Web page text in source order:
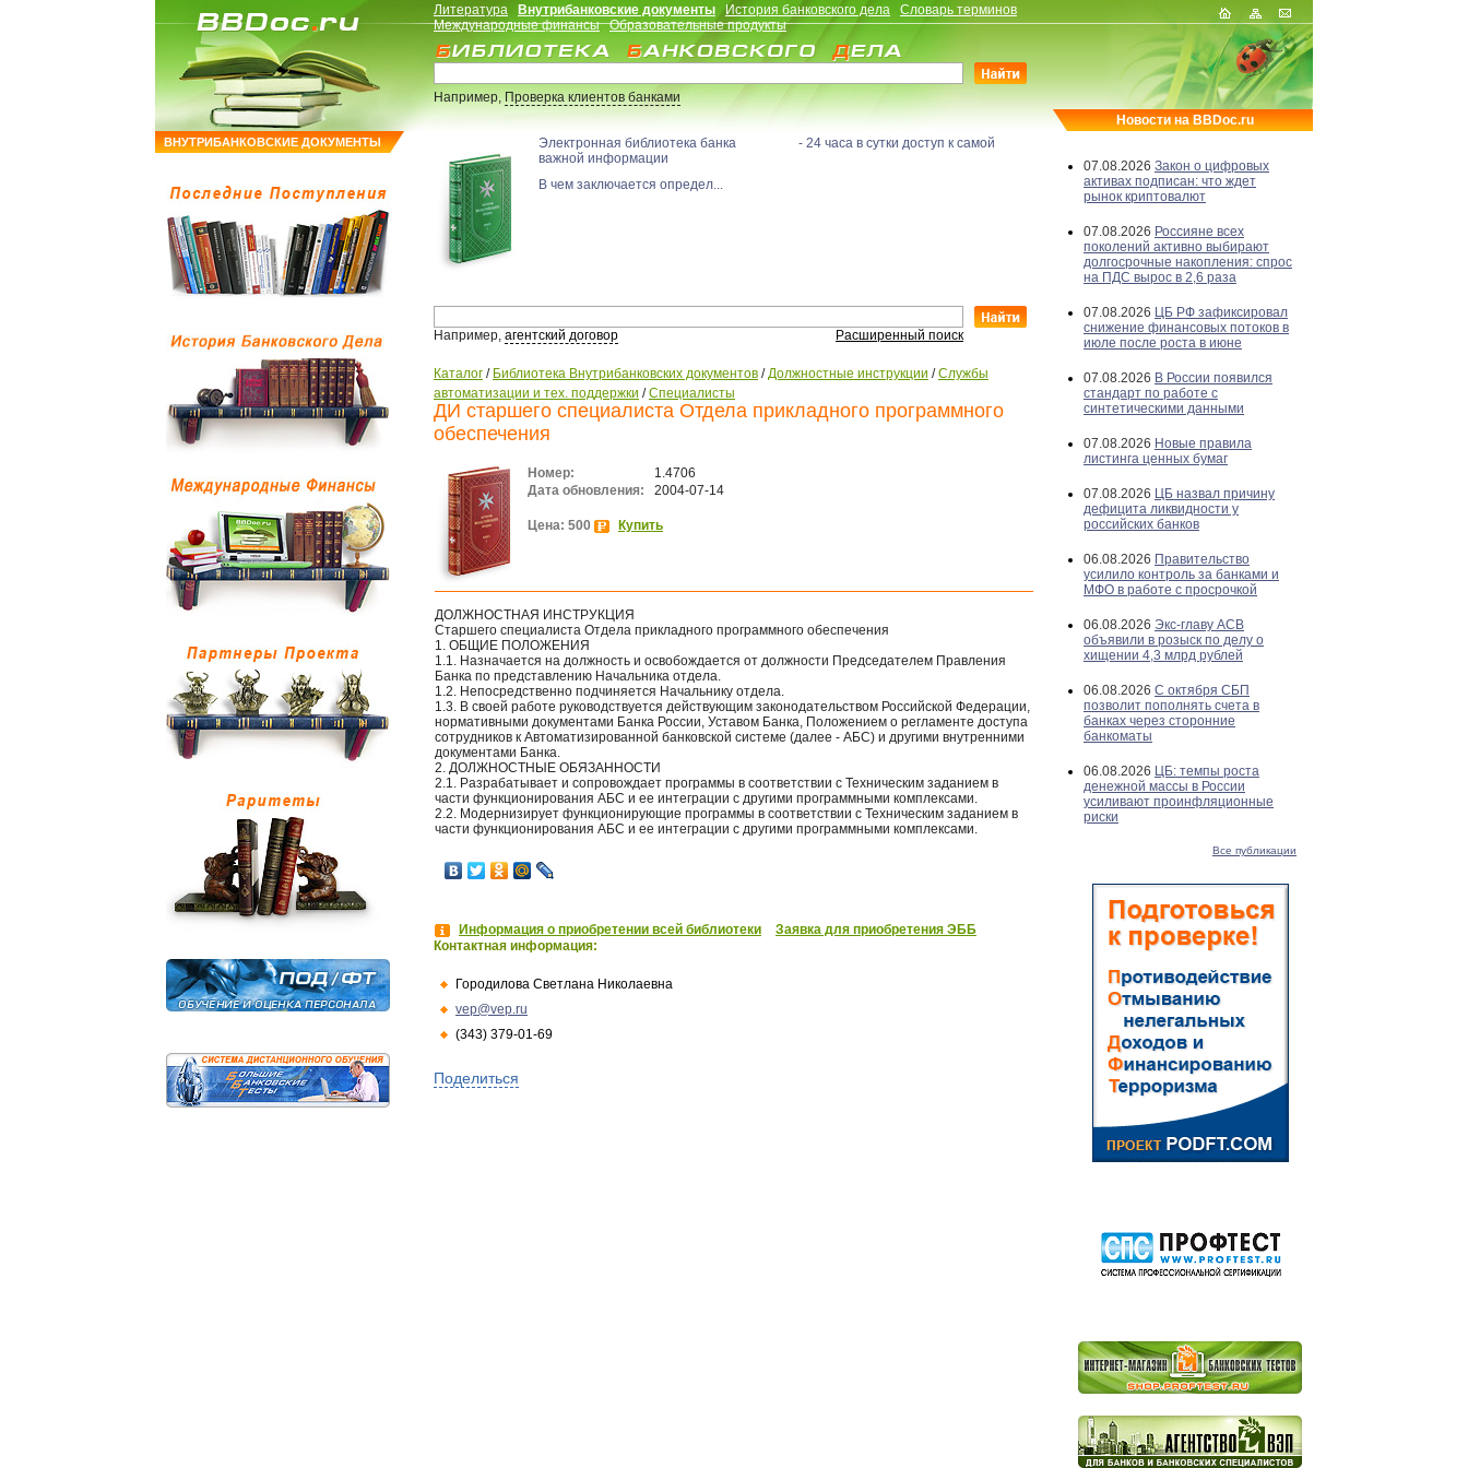
ВНУТРИБАНКОВСКИЕ ДОКУМЕНТЫ
Литература Внутрибанковские документы История банковского дела
Словарь терминов
Международные финансы
Образовательные продукты
Например,Проверка клиентов банками
Электронная библиотека банка - 24 часа в сутки доступ к самой
важной информации
В чем заключается определ...
Например, агентский договор Расширенный поиск
Каталог / Библиотека Внутрибанковских документов /Должностные инструкции /Службы
автоматизации и тех. поддержки /Специалисты
ДИ старшего специалиста Отдела прикладного программного
обеспечения
Номер:
1.4706
Дата обновления:
2004-07-14
Цена: 500 Купить
ДОЛЖНОСТНАЯ ИНСТРУКЦИЯ
Старшего специалиста Отдела прикладного программного обеспечения
1. ОБЩИЕ ПОЛОЖЕНИЯ
1.1. Назначается на должность и освобождается от должности Председателем Правления
Банка по представлению Начальника отдела.
1.2. Непосредственно подчиняется Начальнику отдела.
1.3. В своей работе руководствуется действующим законодательством Российской Федерации,
нормативными документами Банка России, Уставом Банка, Положением о регламенте доступа
сотрудников к Автоматизированной банковской системе (далее - АБС) и другими внутренними
документами Банка.
2. ДОЛЖНОСТНЫЕ ОБЯЗАННОСТИ
2.1. Разрабатывает и сопровождает программы в соответствии с Техническим заданием в
части функционирования АБС и ее интеграции с другими программными комплексами.
2.2. Модернизирует функционирующие программы в соответствии с Техническим заданием в
части функционирования АБС и ее интеграции с другими программными комплексами.
Информация о приобретении всей библиотеки
Заявка для приобретения ЭББ
Контактная информация:
Городилова Светлана Николаевна
vep@vep.ru
(343) 379-01-69
Поделиться
Новости на BBDoc.ru
07.08.2026 Закон о цифровых
активах подписан: что ждет
рынок криптовалют
07.08.2026 Россияне всех
поколений активно выбирают
долгосрочные накопления: спрос
на ПДС вырос в 2,6 раза
07.08.2026 ЦБ РФ зафиксировал
снижение финансовых потоков в
июле после роста в июне
07.08.2026 В России появился
стандарт по работе с
синтетическими данными
07.08.2026 Новые правила
листинга ценных бумаг
07.08.2026 ЦБ назвал причину
дефицита ликвидности у
российских банков
06.08.2026 Правительство
усилило контроль за банками и
МФО в работе с просрочкой
06.08.2026 Экс-главу АСВ
объявили в розыск по делу о
хищении 4,3 млрд рублей
06.08.2026 С октября СБП
позволит пополнять счета в
банках через сторонние
банкоматы
06.08.2026 ЦБ: темпы роста
денежной массы в России
усиливают проинфляционные
риски
Все публикации